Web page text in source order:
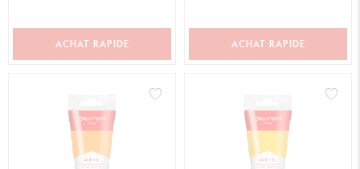
ACHAT RAPIDE ACHAT RAPIDE